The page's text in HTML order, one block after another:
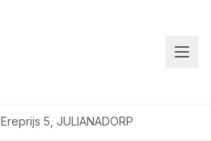
Ereprijs 5, JULIANADORP